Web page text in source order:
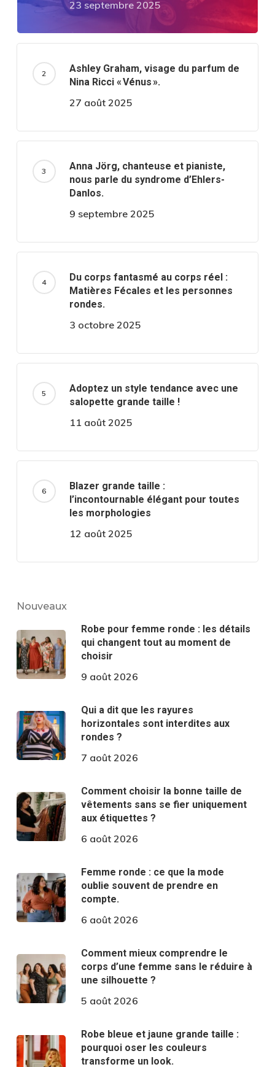
23 septembre 2025
Ashley Graham, visage du parfum de
Nina Ricci « Vénus ».
27 août 2025
Anna Jörg, chanteuse et pianiste,
nous parle du syndrome d’Ehlers-
Danlos.
9 septembre 2025
Du corps fantasmé au corps réel :
Matières Fécales et les personnes
rondes.
3 octobre 2025
Adoptez un style tendance avec une
salopette grande taille !
11 août 2025
Blazer grande taille :
l’incontournable élégant pour toutes
les morphologies
12 août 2025
Nouveaux
Robe pour femme ronde : les détails
qui changent tout au moment de
choisir
9 août 2026
Qui a dit que les rayures
horizontales sont interdites aux
rondes ?
7 août 2026
Comment choisir la bonne taille de
vêtements sans se fier uniquement
aux étiquettes ?
6 août 2026
Femme ronde : ce que la mode
oublie souvent de prendre en
compte.
6 août 2026
Comment mieux comprendre le
corps d’une femme sans le réduire à
une silhouette ?
5 août 2026
Robe bleue et jaune grande taille :
pourquoi oser les couleurs
transforme un look.